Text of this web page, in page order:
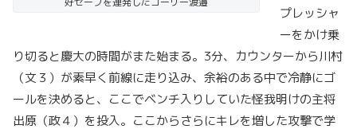
プレッシャ
ーをかけ乗
り切ると慶大の時間がまた始まる。3分、カウンターから川村
（文３）が素早く前線に走り込み、余裕のある中で冷静にゴ
ールを決めると、ここでベンチ入りしていた怪我明けの主将
出原（政４）を投入。ここからさらにキレを増した攻撃で学